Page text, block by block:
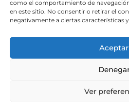
como el comportamiento de
en este sitio. No consentir o retirar el
negativamente a ciertas características
Aceptar
Ver
Let’s do it
Si estás interesado en
no dudes en rellenar el
contacto o hablarnos a